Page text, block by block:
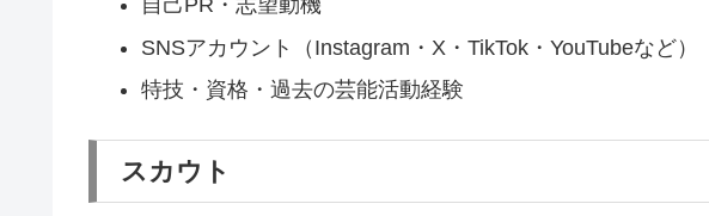
自己PR・志望動機
SNSアカウント（Instagram・X・TikTok・YouTubeなど）
特技・資格・過去の芸能活動経験
スカウト